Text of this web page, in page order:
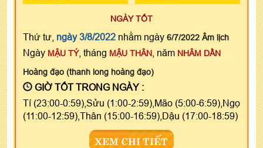
NGÀY TỐT
Thứ tư, ngày 3/8/2022 nhằm ngày 6/7/2022 Âm lịch
Ngày MẬU TÝ, tháng MẬU THÂN , năm NHÂM DẦN
Hoàng đạo (thanh long hoàng đạo)
GIỜ TỐT TRONG NGÀY :
Tí (23:00-0:59),Sửu (1:00-2:59),Mão (5:00-6:59),Ngọ
(11:00-12:59),Thân (15:00-16:59),Dậu (17:00-18:59)
XEM CHI TIẾT